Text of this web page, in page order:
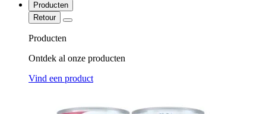
Producten
Retour
Producten
Ontdek al onze producten
Vind een product